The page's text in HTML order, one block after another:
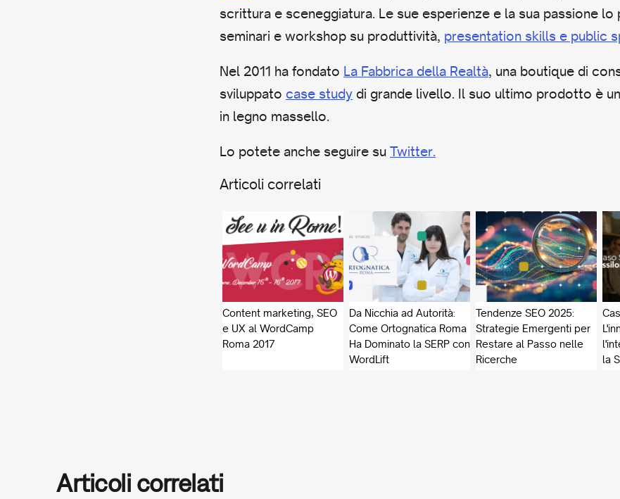
scrittura e sceneggiatura. Le sue esperienze e la sua passione
seminari e workshop su produttività, presentation skills e public
Nel 2011 ha fondato La Fabbrica della Realtà, una boutique di
sviluppato case study di grande livello. Il suo ultimo prodotto è
in legno massello.
Lo potete anche seguire su Twitter.
Articoli correlati
Content marketing, SEO
e UX al WordCamp
Roma 2017
Da Nicchia ad Autorità:
Come Ortognatica Roma
Ha Dominato la SERP con
WordLift
Tendenze SEO 2025:
Strategie Emergenti per
Restare al Passo nelle
Ricerche
la
Articoli correlati